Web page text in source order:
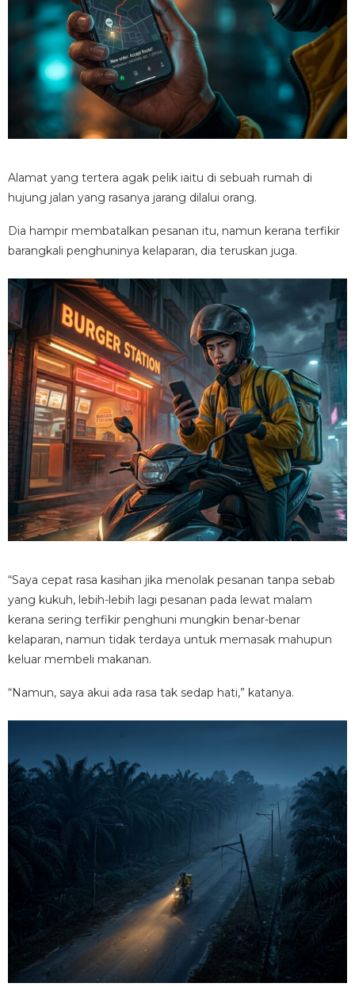
Alamat yang tertera agak pelik iaitu di sebuah rumah di
hujung jalan yang rasanya jarang dilalui orang.
Dia hampir membatalkan pesanan itu, namun kerana terfikir
barangkali penghuninya kelaparan, dia teruskan juga.
“Saya cepat rasa kasihan jika menolak pesanan tanpa sebab
yang kukuh, lebih-lebih lagi pesanan pada lewat malam
kerana sering terfikir penghuni mungkin benar-benar
kelaparan, namun tidak terdaya untuk memasak mahupun
keluar membeli makanan.
“Namun, saya akui ada rasa tak sedap hati,” katanya.